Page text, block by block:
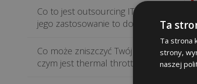
Co to jest outsourcing IT i dlaczego
jego zastosowanie to do...
Co może zniszczyć Twój sprzęt i
czym jest thermal throttling...
Ta
Ta strona
strony,
naszej